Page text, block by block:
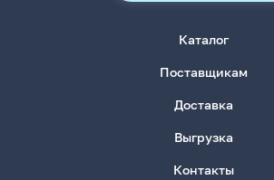
Каталог
Поставщикам
Доставка
Выгрузка
Контакты